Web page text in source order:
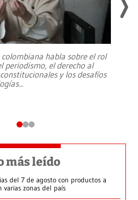
habla sobre el rol
periodismo, el derecho al
y los desafíos
...
más leído
del 7 de agosto con productos a
varias zonas del país